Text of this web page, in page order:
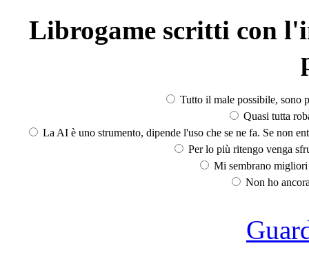
Librogame scritti con
Tutto il male possibile, sono
Quasi tutta
La AI è uno strumento, dipende l'uso che se ne fa. Se non
Per lo più ritengo venga
Mi sembrano
Non ho